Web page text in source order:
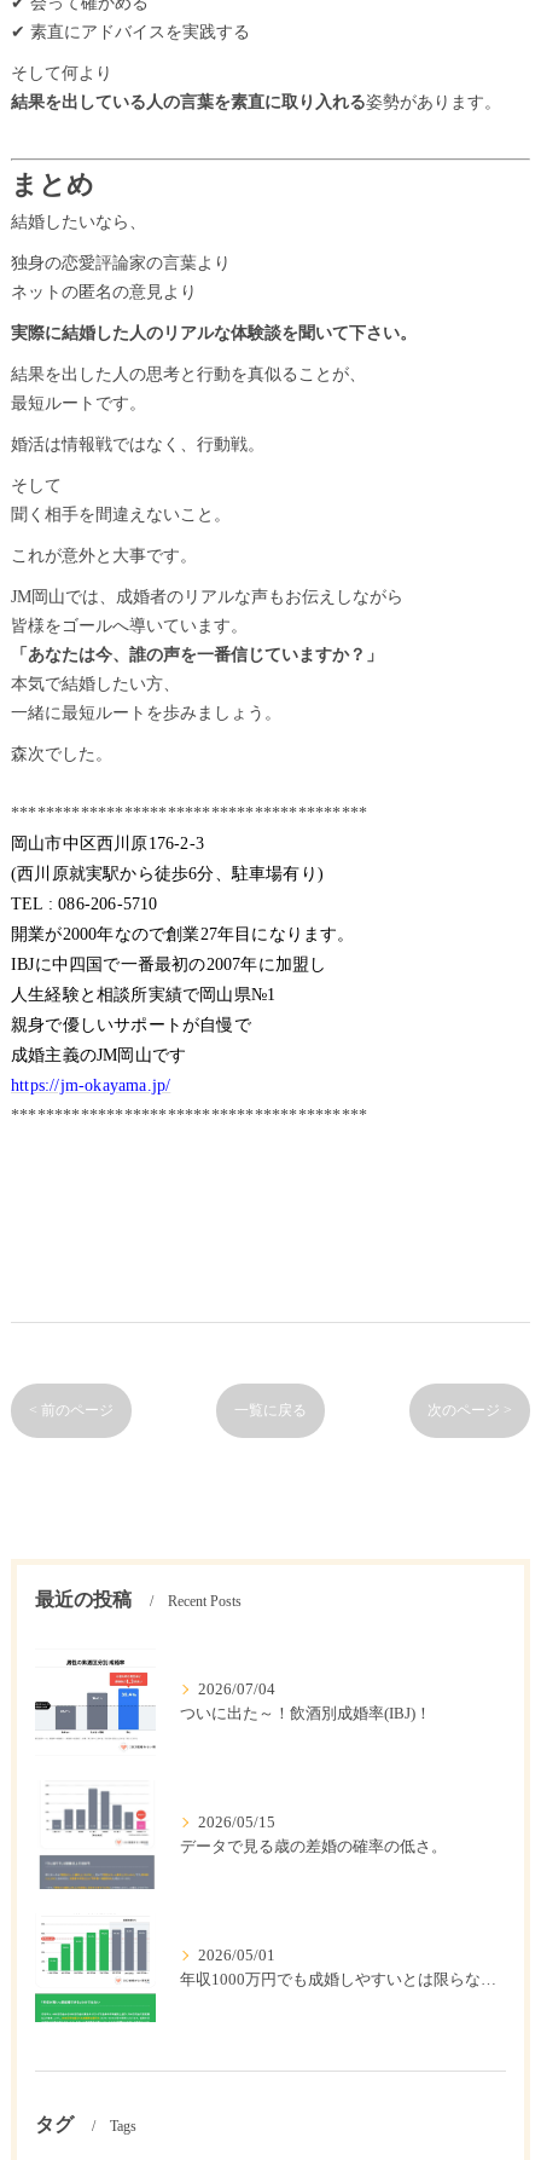
✔ 素直にアドバイスを実践する
そして何より
結果を出している人の言葉を素直に取り入れる姿勢があります。
まとめ
結婚したいなら、
独身の恋愛評論家の言葉より
ネットの匿名の意見より
実際に結婚した人のリアルな体験談を聞いて下さい。
結果を出した人の思考と行動を真似ることが、
最短ルートです。
婚活は情報戦ではなく、行動戦。
そして
聞く相手を間違えないこと。
これが意外と大事です。
JM岡山では、成婚者のリアルな声もお伝えしながら
皆様をゴールへ導いています。
「あなたは今、誰の声を一番信じていますか？」
本気で結婚したい方、
一緒に最短ルートを歩みましょう。
森次でした。
*****************************************
岡山市中区西川原176-2-3
(西川原就実駅から徒歩6分、駐車場有り)
TEL : 086-206-5710
開業が2000年なので創業27年目になります。
IBJに中四国で一番最初の2007年に加盟し
人生経験と相談所実績で岡山県№1
親身で優しいサポートが自慢で
成婚主義のJM岡山です
https://jm-okayama.jp/
*****************************************
< 前のページ 一覧に戻る 次のページ >
最近の投稿 Recent Posts
2026/07/04
ついに出た～！飲酒別成婚率(IBJ)！
2026/05/15
データで見る歳の差婚の確率の低さ。
2026/05/01
年収1000万円でも成婚しやすいとは限らない? 「年収帯別の成婚率」のリアル
タグ Tags